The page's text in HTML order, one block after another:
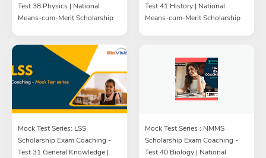
Test 38 Physics | National
Means-cum-Merit Scholarship
Test 41 History | National
Means-cum-Merit Scholarship
Mock Test Series: LSS
Scholarship Exam Coaching -
Test 31 General Knowledge |
Mock Test Series : NMMS
Scholarship Exam Coaching -
Test 40 Biology | National